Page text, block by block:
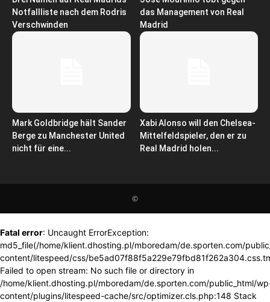
Notfallliste nach dem Rodris
Verschwinden
das Management von Real
Madrid
Mark Goldbridge hält Sander
Berge zu Manchester United
nicht für eine...
Xabi Alonso will den Chelsea-
Mittelfeldspieler, den er zu
Real Madrid holen...
©
Fatal error: Uncaught ErrorException:
md5_file(/home/klient.dhosting.pl/mboredam/de.sporten.com/
content/litespeed/css/
Failed to open stream: No such file or directory in
/home/klient.dhosting.pl/mboredam/de.sporten.com/public_html/
content/plugins/litespeed-cache/src/optimizer.cls.php:148 Stack